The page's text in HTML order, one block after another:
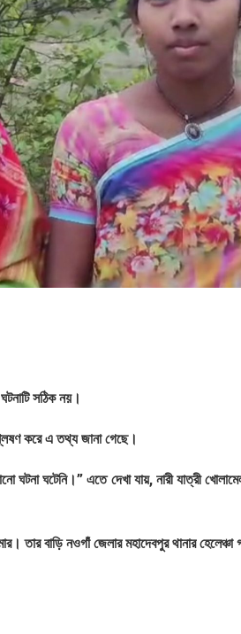
সঠিক নয়।
করে এ তথ্য জানা গেছে।
ঘটনা ঘটেনি।” এতে দেখা যায়, নারী যাত্রী
তার বাড়ি নওগাঁ জেলার মহাদেবপুর থানার হেলেঞ্চা